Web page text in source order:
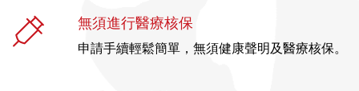
無須進行醫療核保
申請手續輕鬆簡單，無須健康聲明及醫療核保。